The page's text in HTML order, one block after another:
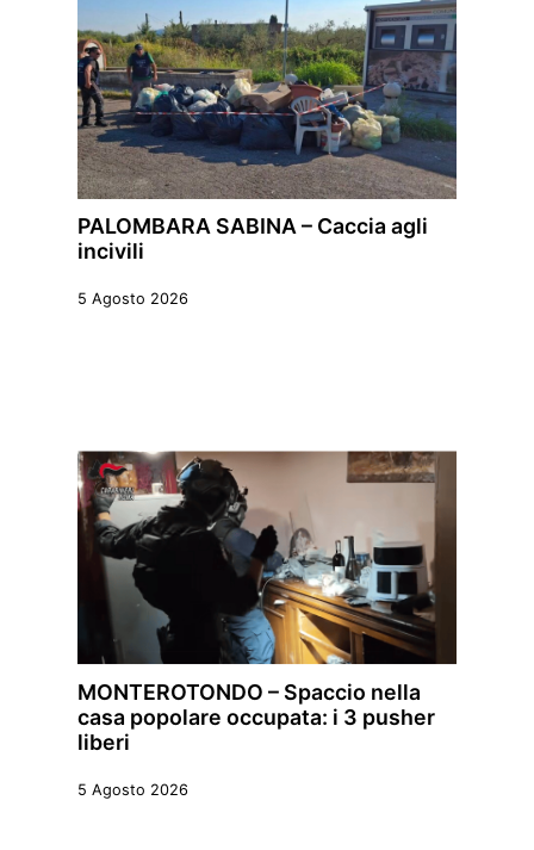
PALOMBARA SABINA – Caccia agli
incivili
5 Agosto 2026
MONTEROTONDO – Spaccio nella
casa popolare occupata: i 3 pusher
liberi
5 Agosto 2026